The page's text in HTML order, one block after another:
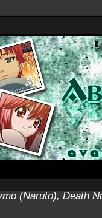
(Naruto), Death